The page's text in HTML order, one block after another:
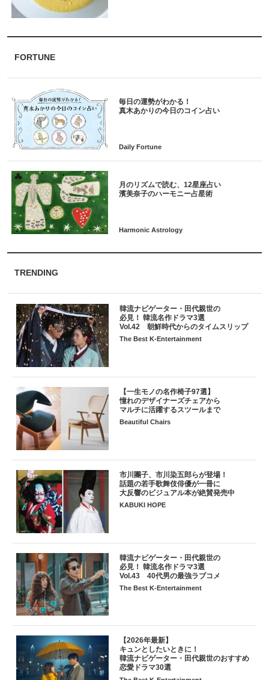
FORTUNE
毎日の運勢がわかる！
月のリズムで読む、12星座占い
TRENDING
韓流ナビゲーター・田代親世の
必見！ 韓流名作ドラマ3選
Vol.42 朝鮮時代からのタイムスリップ
The Best K-Entertainment
【一生モノの名作椅子97選】
憧れのデザイナーズチェアから
マルチに活躍するスツールまで
Beautiful Chairs
市川團子、市川染五郎らが登場！
話題の若手歌舞伎俳優が一冊に
大反響のビジュアル本が絶賛発売中
KABUKI HOPE
韓流ナビゲーター・田代親世の
必見！ 韓流名作ドラマ3選
Vol.43 40代男の最強ラブコメ
The Best K-Entertainment
【2026年最新】
キュンとしたいときに！
韓流ナビゲーター・田代親世のおすすめ
恋愛ドラマ30選